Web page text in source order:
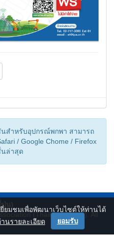
นสำหรับอุปกรณ์พกพา สามารถ
/ Google Chome / Firefox
นล่าสุด
ปุ่น)
(Thailand-Japan). All
ยมชมเพื่อพัฒนาเว็บไซต์ให้ท่านได้
านรายละเอียด ยอมรับ